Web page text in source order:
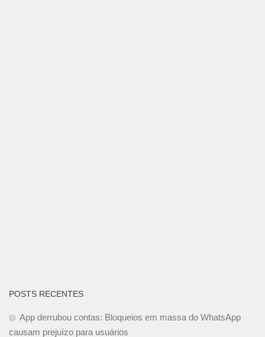
POSTS RECENTES
App derrubou contas: Bloqueios em massa do WhatsApp
causam prejuízo para usuários